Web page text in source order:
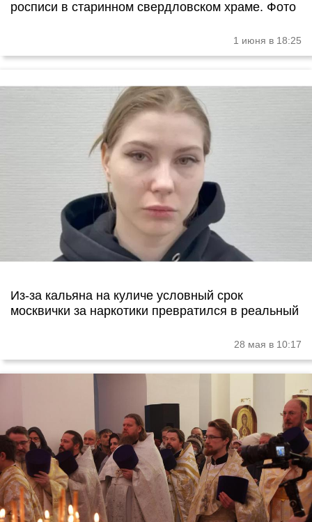
росписи в старинном свердловском храме. Фото
1 июня в 18:25
Из-за кальяна на куличе условный срок
москвички за наркотики превратился в реальный
28 мая в 10:17